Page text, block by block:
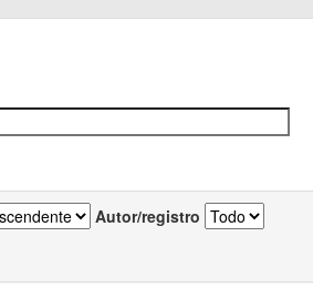
Autor/registro